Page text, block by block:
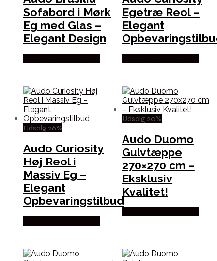
Sofabord i Mørk
Eg med Glas –
Elegant Design
Egetræ Reol –
Elegant
Udsalg 26%
Audo Curiosity
Høj Reol i
Massiv Eg –
Elegant
Opbevaringstilbud
Udsalg 20%
Audo Duomo
Gulvtæppe
270×270 cm –
Eksklusiv
Kvalitet!